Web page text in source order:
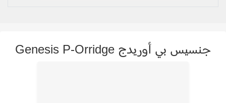
جنسيس بي أوريدج Genesis P-Orridge